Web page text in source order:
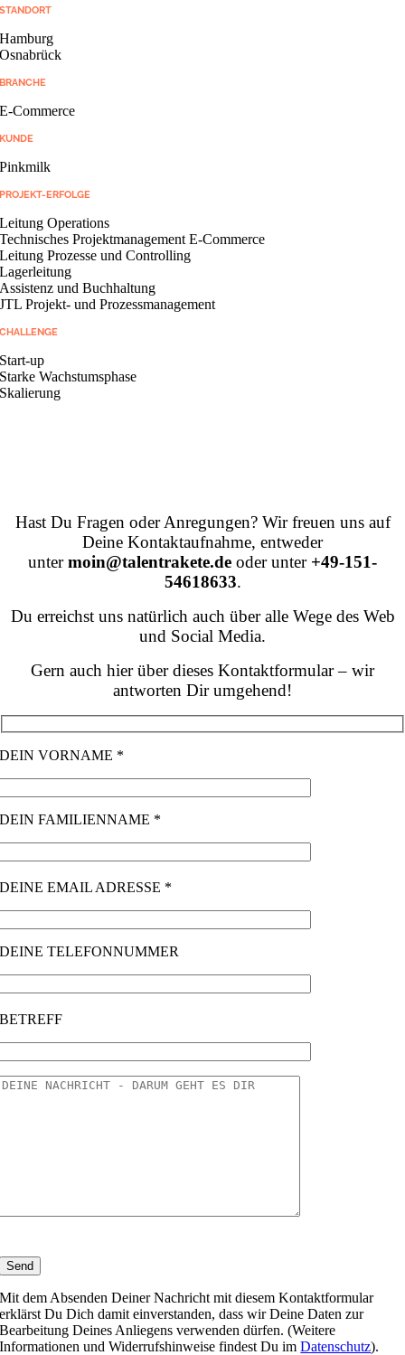
STANDORT
Hamburg
Osnabrück
BRANCHE
E-Commerce
KUNDE
Pinkmilk
PROJEKT-ERFOLGE
Leitung Operations
Technisches Projektmanagement E-Commerce
Leitung Prozesse und Controlling
Lagerleitung
Assistenz und Buchhaltung
JTL Projekt- und Prozessmanagement
CHALLENGE
Start-up
Starke Wachstumsphase
Skalierung
Hast Du Fragen oder Anregungen? Wir freuen uns auf
Deine Kontaktaufnahme, entweder
untermoin@talentrakete.de oder unter +49-151-
54618633.
Du erreichst uns natürlich auch über alle Wege des Web
und Social Media.
Gern auch hier über dieses Kontaktformular – wir
antworten Dir umgehend!
DEIN VORNAME *
DEIN FAMILIENNAME *
DEINE EMAIL ADRESSE *
DEINE TELEFONNUMMER
BETREFF
Mit dem Absenden Deiner Nachricht mit diesem Kontaktformular
erklärst Du Dich damit einverstanden, dass wir Deine Daten zur
Bearbeitung Deines Anliegens verwenden dürfen. (Weitere
Informationen und Widerrufshinweise findest Du imDatenschutz).